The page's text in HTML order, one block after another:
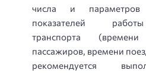
числа и
показателей
транспорта
пассажиров, времени
рекомендуется